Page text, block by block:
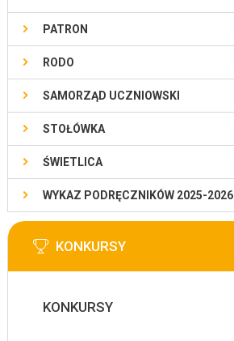
PATRON
RODO
SAMORZĄD UCZNIOWSKI
STOŁÓWKA
ŚWIETLICA
WYKAZ PODRĘCZNIKÓW 2025-2026
KONKURSY
KONKURSY